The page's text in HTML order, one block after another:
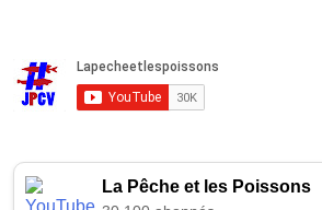
La Pêche et les Poissons